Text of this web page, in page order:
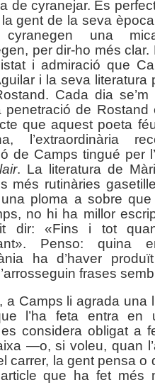
de cyranejar. És
gent de la seva
cyranegen una
per dir-ho més
i admiració que
i la seva literatura
Cada dia
penetració de
que aquest poeta
l’extraordinària
de Camps tingué per
. La literatura de
més rutinàries
ploma a sobre que
no hi ha millor
dir: «Fins i tot
Penso: quina
ha d’haver
frases
a Camps li agrada una
l’ha feta entra en
considera obligat a
—o, si voleu, quan
carrer, la gent pensa o
que ha fet més